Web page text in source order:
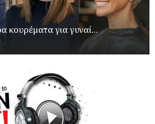
κουρέματα για γυναί...